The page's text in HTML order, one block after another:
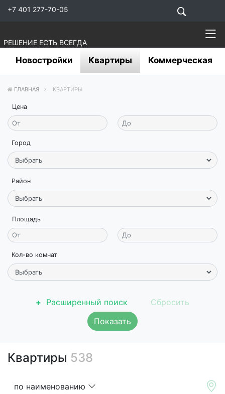
+7 401 277-70-05
РЕШЕНИЕ ЕСТЬ ВСЕГДА
Новостройки Квартиры Коммерческая
ГЛАВНАЯ КВАРТИРЫ
Цена
Город
Район
Площадь
Кол-во комнат
Расширенный поиск
Показать
Квартиры 538
по наименованию